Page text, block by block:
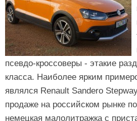
псевдо-кроссоверы - этакие
класса. Наиболее ярким
являлся Renault Sandero
продаже на российском рынке
немецкая малолитражка с